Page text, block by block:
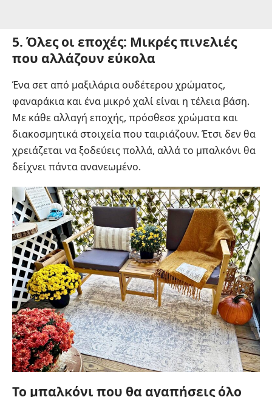
5. Όλες οι εποχές: Μικρές πινελιές
που αλλάζουν εύκολα
Ένα σετ από μαξιλάρια ουδέτερου χρώματος,
φαναράκια και ένα μικρό χαλί είναι η τέλεια βάση.
Με κάθε αλλαγή εποχής, πρόσθεσε χρώματα και
διακοσμητικά στοιχεία που ταιριάζουν. Έτσι δεν θα
χρειάζεται να ξοδεύεις πολλά, αλλά το μπαλκόνι θα
δείχνει πάντα ανανεωμένο.
Το μπαλκόνι που θα αγαπήσεις όλο